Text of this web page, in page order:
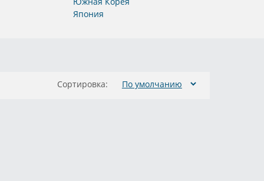
Япония
Сортировка: